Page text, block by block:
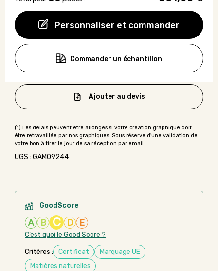
Personnaliser et commander
Commander un échantillon
Ajouter au devis
UGS : GAMO9244
GoodScore
A B C D E
C’est quoi le Good Score ?
Critères : Certificat
Marquage UE
Matières naturelles